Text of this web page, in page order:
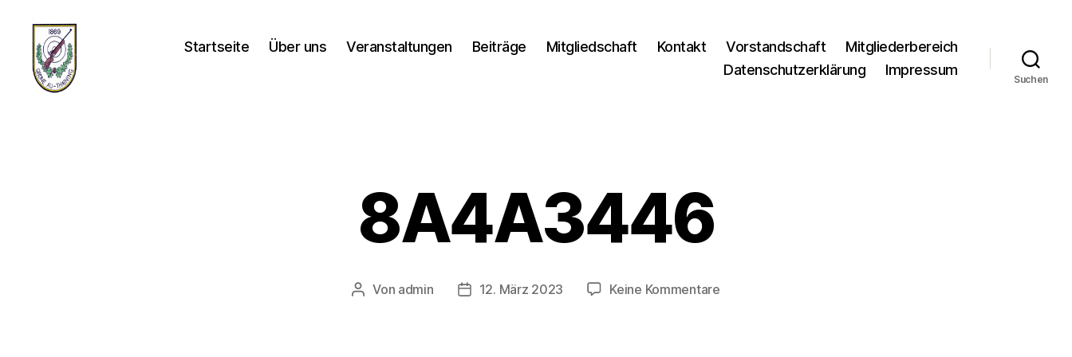
Startseite Über uns Veranstaltungen Beiträge Mitgliedschaft Kontakt Vorstandschaft
Mitgliederbereich
Datenschutzerklärung
Impressum
Suchen
8A4A3446
Beitragsautor
Von admin Veröffentlichungsdatum
12. März 2023 Keine Kommentarezu